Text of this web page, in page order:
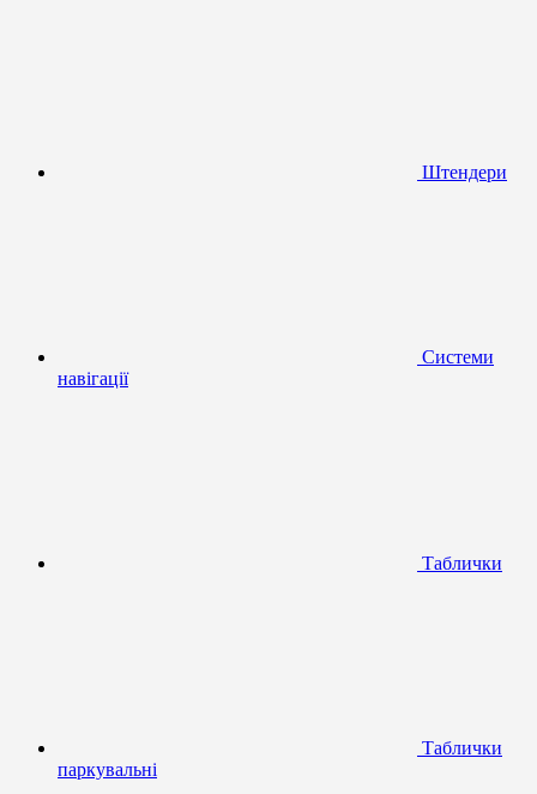
Штендери
Системи
навігації
Таблички
Таблички
паркувальні